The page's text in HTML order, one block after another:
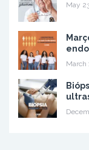
May
March